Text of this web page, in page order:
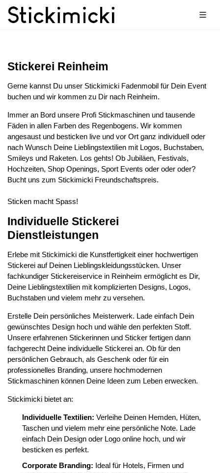
Stickerei Reinheim
Gerne kannst Du unser Stickimicki Fadenmobil für Dein Event
buchen und wir kommen zu Dir nach Reinheim.
Immer an Bord unsere Profi Stickmaschinen und tausende
Fäden in allen Farben des Regenbogens. Wir kommen
angesaust und besticken live und vor Ort ganz individuell oder
nach Wunsch Deine Lieblingstextilien mit Logos, Buchstaben,
Smileys und Raketen. Los gehts! Ob Jubiläen, Festivals,
Hochzeiten, Shop Openings, Sport Events oder oder oder?
Bucht uns zum Stickimicki Freundschaftspreis.
Sticken macht Spass!
Individuelle Stickerei
Dienstleistungen
Erlebe mit Stickimicki die Kunstfertigkeit einer hochwertigen
Stickerei auf Deinen Lieblingskleidungsstücken. Unser
fachkundiger Stickereiservice in Reinheim ermöglicht es Dir,
Deine Lieblingstextilien mit komplizierten Designs, Logos,
Buchstaben und vielem mehr zu versehen.
Erstelle Dein persönliches Meisterwerk. Lade einfach Dein
gewünschtes Design hoch und wähle den perfekten Stoff.
Unsere erfahrenen Stickerinnen und Sticker fertigen dann
fachgerecht Deine individuelle Stickerei an. Ob für den
persönlichen Gebrauch, als Geschenk oder für ein
professionelles Branding, unsere hochmodernen
Stickmaschinen können Deine Ideen zum Leben erwecken.
Stickimicki bietet an:
Individuelle Textilien: Verleihe Deinen Hemden, Hüten,
Taschen und vielem mehr eine persönliche Note. Lade
einfach Dein Design oder Logo online hoch, und wir
besticken es perfekt.
Corporate Branding: Ideal für Hotels, Firmen und